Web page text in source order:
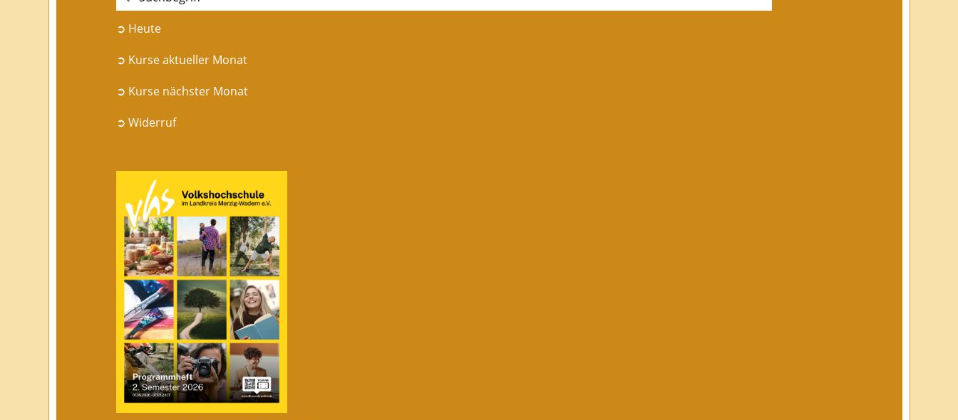
➲ Heute
➲ Kurse aktueller Monat
➲ Kurse nächster Monat
➲ Widerruf